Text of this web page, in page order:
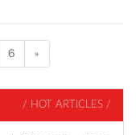
6 »
/ HOT ARTICLES /